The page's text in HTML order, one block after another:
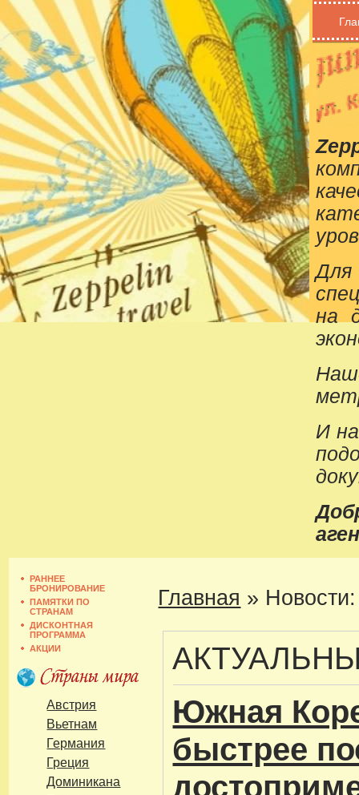
на
И
РАННЕЕ
БРОНИРОВАНИЕ
ПАМЯТКИ ПО
СТРАНАМ
ДИСКОНТНАЯ
ПРОГРАММА
АКЦИИ
Австрия
Вьетнам
Германия
Греция
Доминикана
Главная » Новости:
Южная
быстрее